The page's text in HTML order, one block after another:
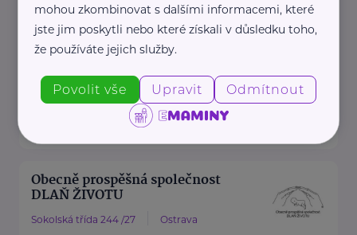
odbornou právní ...
+420 800 995 511
info@klubsvobodnychmatek.cz
Obecně prospěšná společnost
DLAŇ ŽIVOTU
Sokolská třída 244 /27 Ostrava
mohou zkombinovat s dalšími informacemi, které
jste jim poskytli nebo které získali v důsledku toho,
že používáte jejich služby.
Povolit vše Upravit Odmítnout